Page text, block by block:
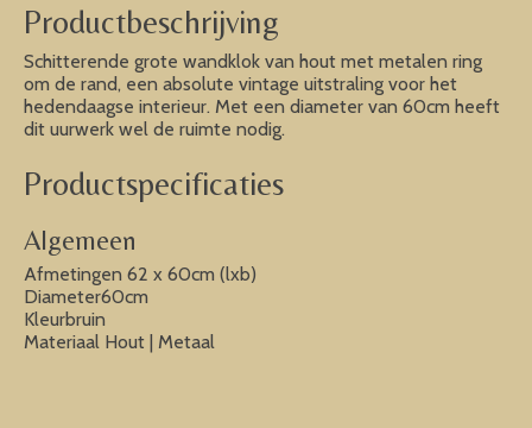
Productbeschrijving
Schitterende grote wandklok van hout met metalen ring
om de rand, een absolute vintage uitstraling voor het
hedendaagse interieur. Met een diameter van 60cm heeft
dit uurwerk wel de ruimte nodig.
Productspecificaties
Algemeen
Afmetingen 62 x 60cm (lxb)
Diameter60cm
Kleurbruin
Materiaal Hout | Metaal